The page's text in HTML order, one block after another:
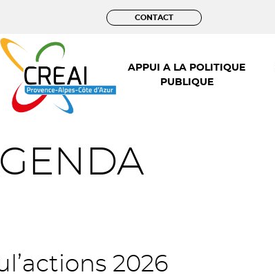
CONTACT
APPUI A LA POLITIQUE
PUBLIQUE
2026